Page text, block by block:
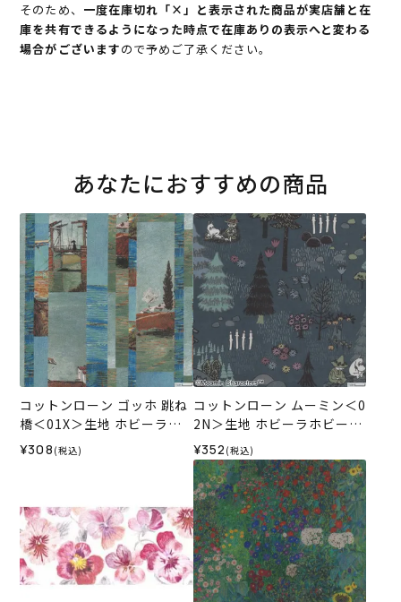
そのため、 一度在庫切れ「×」と表示された商品が実店舗と在
庫を共有できるようになった時点で在庫ありの表示へと変わる
場合がございますので予めご了承ください。
あなたにおすすめの商品
コットンローン ゴッホ 跳ね
橋＜01X＞生地 ホビーラホ
ビーレデザインコレクショ
¥308 (税込)
コットンローン ムーミン＜0
2N＞生地 ホビーラホビーレ
デザインコレクション
¥352 (税込)